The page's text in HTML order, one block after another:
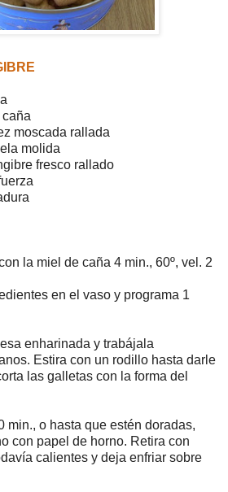
moscada rallada
molida
fresco rallado
la miel de caña 4 min., 60º, vel. 2
en el vaso y programa 1
enharinada y trabájala
Estira con un rodillo hasta darle
las galletas con la forma del
min., o hasta que estén doradas,
con papel de horno. Retira con
calientes y deja enfriar sobre